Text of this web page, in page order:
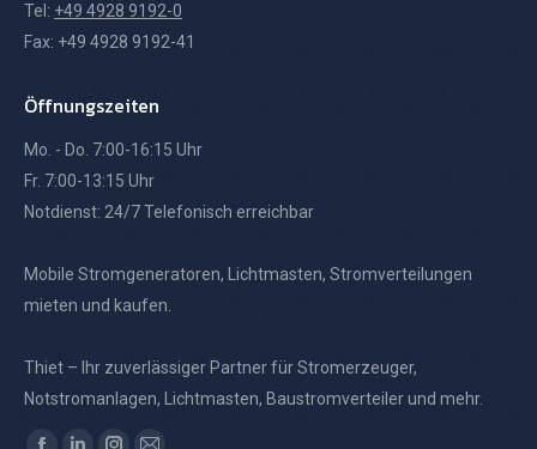
Tel: +49 4928 9192-0
Fax: +49 4928 9192-41
Öffnungszeiten
Mo. - Do. 7:00-16:15 Uhr
Fr. 7:00-13:15 Uhr
Notdienst: 24/7 Telefonisch erreichbar
Mobile Stromgeneratoren, Lichtmasten, Stromverteilungen
mieten und kaufen.
Thiet – Ihr zuverlässiger Partner für Stromerzeuger,
Notstromanlagen, Lichtmasten, Baustromverteiler und mehr.
Finden Sie uns auf: